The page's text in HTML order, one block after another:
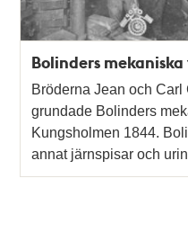
Bolinders
Bröderna Jean och
grundade Bolinders
Kungsholmen 1844.
annat järnspisar och